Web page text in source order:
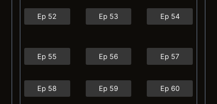
Ep 52 Ep 53 Ep 54
Ep 55 Ep 56 Ep 57
Ep 58 Ep 59 Ep 60